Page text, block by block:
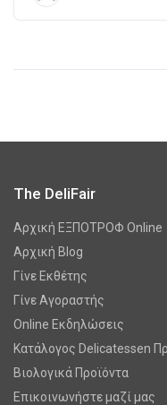
The DeliFair
Αρχική ΕΞΠΟΤΡΟΦ Online
Αρχική Blog
Γίνε Εκθέτης
Γίνε Αγοραστής
Online Εκδηλώσεις
Κατάλογος Delicatessen
Βιολογικά Προϊόντα
Επικοινωνήστε μαζί μας